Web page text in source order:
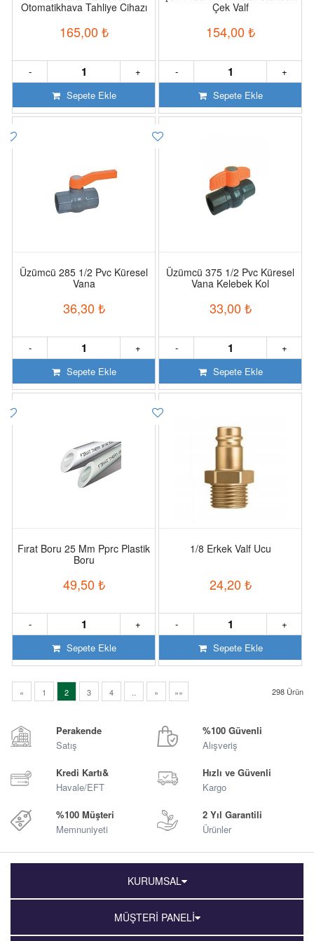
Otomatikhava Tahliye Cihazı
165,00 ₺
+
-
Sepete Ekle
Çek Valf
154,00 ₺
+
-
Sepete Ekle
Üzümcü 285 1/2 Pvc Küresel
Vana
36,30 ₺
+
-
Sepete Ekle
Üzümcü 375 1/2 Pvc Küresel
Vana Kelebek Kol
33,00 ₺
+
-
Sepete Ekle
Fırat Boru 25 Mm Pprc Plastik
Boru
49,50 ₺
+
-
Sepete Ekle
1/8 Erkek Valf Ucu
24,20 ₺
+
-
Sepete Ekle
298 Ürün
« 1 2 3 4 » »»
Perakende
Satış
%100 Güvenli
Alışveriş
Kredi Kartı&
Havale/EFT
Hızlı ve Güvenli
Kargo
%100 Müşteri
Memnuniyeti
2 Yıl Garantili
Ürünler
KURUMSAL
MÜŞTERİ PANELİ